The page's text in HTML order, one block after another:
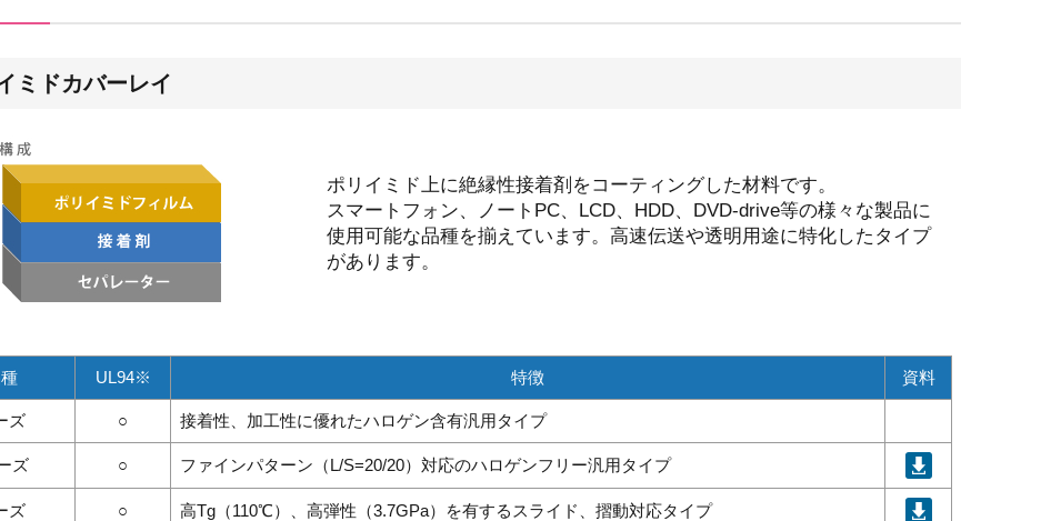
ミドカバーレイ
ポリイミド上に絶縁性接着剤をコーティングした材料です。
スマートフォン、ノートPC、LCD、HDD、DVD-drive等の様々な製品に
使用可能な品種を揃えています。高速伝送や透明用途に特化したタイプ
があります。
UL94※ 特徴 資料
ズ ○ 接着性、加工性に優れたハロゲン含有汎用タイプ
ズ ○ ファインパターン（L/S=20/20）対応のハロゲンフリー汎用タイプ
ズ ○ 高Tg（110℃）、高弾性（3.7GPa）を有するスライド、摺動対応タイプ